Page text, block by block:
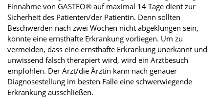
Einnahme von GASTEO® auf maximal 14 Tage dient zur
Sicherheit des Patienten/der Patientin. Denn sollten
Beschwerden nach zwei Wochen nicht abgeklungen sein,
könnte eine ernsthafte Erkrankung vorliegen. Um zu
vermeiden, dass eine ernsthafte Erkrankung unerkannt und
unwissend falsch therapiert wird, wird ein Arztbesuch
empfohlen. Der Arzt/die Ärztin kann nach genauer
Diagnosestellung im besten Falle eine schwerwiegende
Erkrankung ausschließen.